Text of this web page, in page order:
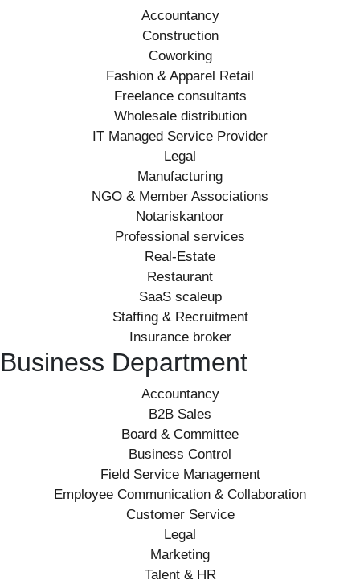
Accountancy
Construction
Coworking
Fashion & Apparel Retail
Freelance consultants
Wholesale distribution
IT Managed Service Provider
Legal
Manufacturing
NGO & Member Associations
Notariskantoor
Professional services
Real-Estate
Restaurant
SaaS scaleup
Staffing & Recruitment
Insurance broker
Business Department
Accountancy
B2B Sales
Board & Committee
Business Control
Field Service Management
Employee Communication & Collaboration
Customer Service
Legal
Marketing
Talent & HR